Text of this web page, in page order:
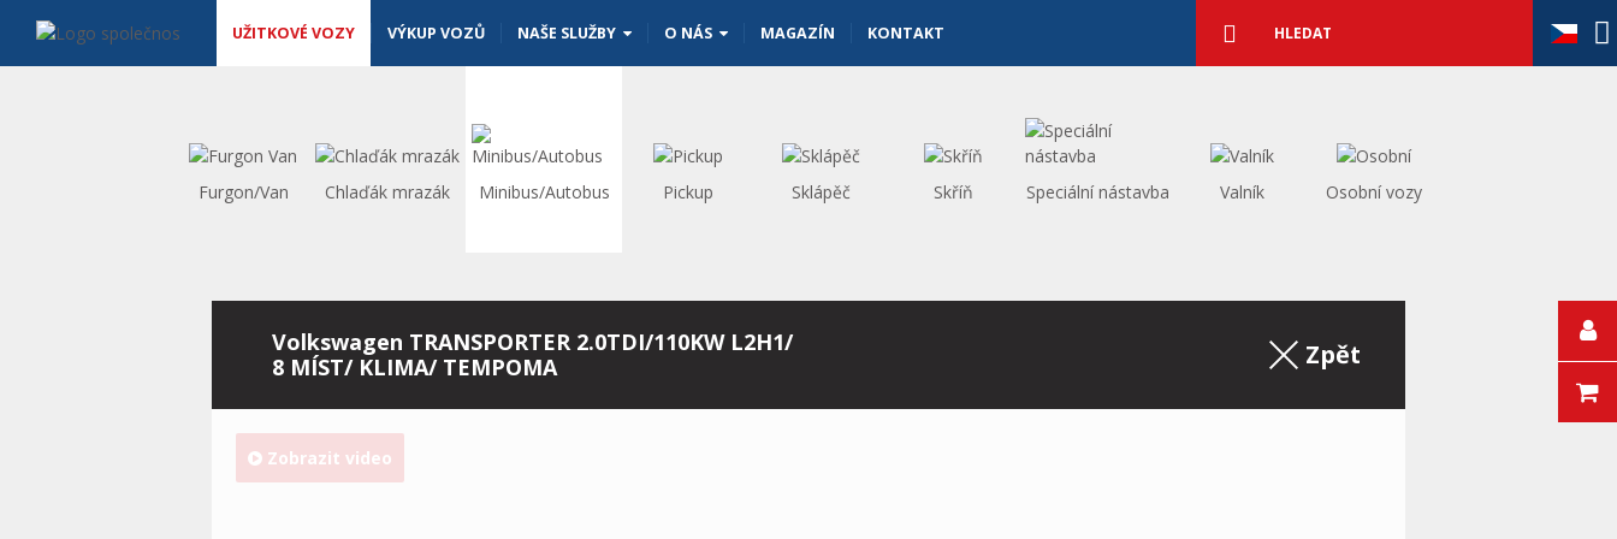
UŽITKOVÉ VOZY VÝKUP VOZŮ NAŠE SLUŽBY O NÁS MAGAZÍN KONTAKT vyhledávání
Vyhledat
Furgon/Van Chlaďák mrazák Minibus/Autobus Pickup Sklápěč Skříň Speciální nástavba Valník Osobní vozy
Volkswagen TRANSPORTER 2.0TDI/110KW L2H1/
8 MÍST/ KLIMA/ TEMPOMA
Zpět na výpis
Zobrazit video